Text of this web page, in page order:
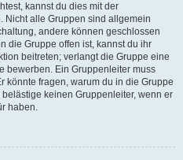
kannst du dies mit der
Nicht alle Gruppen sind allgemein
andere können geschlossen
die Gruppe offen ist, kannst du ihr
beitreten; verlangt die Gruppe eine
bewerben. Ein Gruppenleiter muss
könnte fragen, warum du in die Gruppe
keinen Gruppenleiter, wenn er
haben.